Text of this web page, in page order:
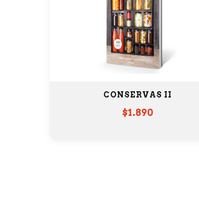
CONSERVAS II
$1.890